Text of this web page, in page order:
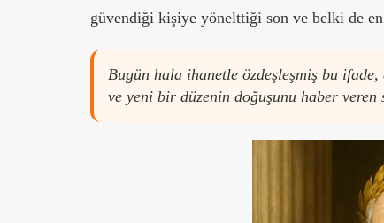
güvendiği kişiye yönelttiği son ve belki de en
Bugün hala ihanetle özdeşleşmiş bu
ve yeni bir düzenin doğuşunu haber veren